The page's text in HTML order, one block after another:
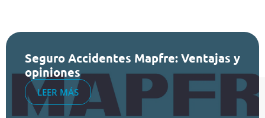
Seguro Accidentes Mapfre: Ventajas y
opiniones
LEER MÁS